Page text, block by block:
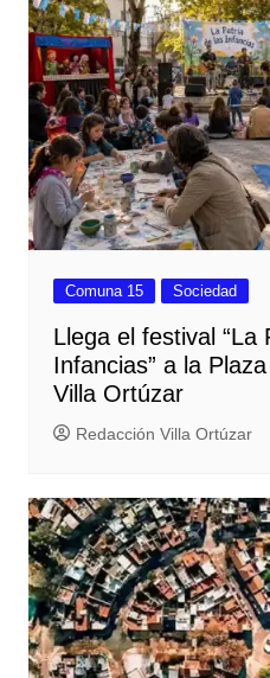
Comuna 15 Sociedad
Llega el festival “La
Infancias” a la
Villa Ortúzar
Redacción Villa Ortúzar